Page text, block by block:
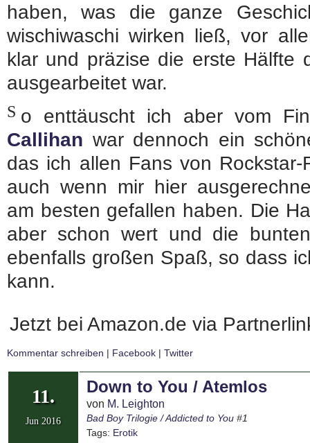
haben, was die ganze
wischiwaschi wirken ließ, vor
klar und präzise die erste Hälfte
ausgearbeitet war.
S o enttäuscht ich aber vom
Callihan war dennoch ein
das ich allen Fans von
auch wenn mir hier
am besten gefallen haben. Die
aber schon wert und die
ebenfalls großen Spaß, so dass
kann.
Jetzt bei Amazon.de via
Kommentar schreiben | Facebook | Twitter
11.
Jun 2016
Down to You / Atemlos
von M. Leighton
Bad Boy Trilogie / Addicted to You #1
Tags: Erotik